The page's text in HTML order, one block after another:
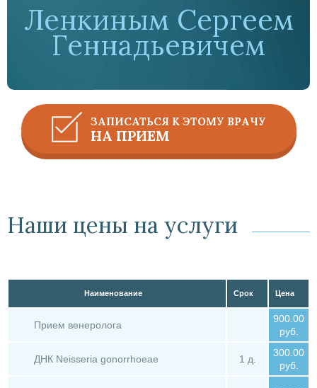
Ленкиным Сергеем
Геннадьевичем
ЗАПИСАТЬСЯ К ЭТОМУ ВРАЧУ
НА ПРИЕМ
Наши цены на услуги
Наименование Срок Цена
Прием венеролога
900.00
руб.
ДНК Neisseria gonorrhoeae 1 д.
300.00
руб.